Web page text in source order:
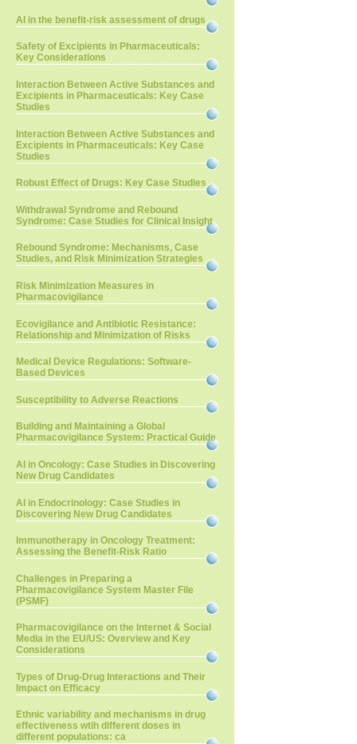
AI in the benefit-risk assessment of drugs
Safety of Excipients in Pharmaceuticals:
Key Considerations
Interaction Between Active Substances and
Excipients in Pharmaceuticals: Key Case
Studies
Interaction Between Active Substances and
Excipients in Pharmaceuticals: Key Case
Studies
Robust Effect of Drugs: Key Case Studies
Withdrawal Syndrome and Rebound
Syndrome: Case Studies for Clinical Insight
Rebound Syndrome: Mechanisms, Case
Studies, and Risk Minimization Strategies
Risk Minimization Measures in
Pharmacovigilance
Ecovigilance and Antibiotic Resistance:
Relationship and Minimization of Risks
Medical Device Regulations: Software-
Based Devices
Susceptibility to Adverse Reactions
Building and Maintaining a Global
Pharmacovigilance System: Practical Guide
AI in Oncology: Case Studies in Discovering
New Drug Candidates
AI in Endocrinology: Case Studies in
Discovering New Drug Candidates
Immunotherapy in Oncology Treatment:
Assessing the Benefit-Risk Ratio
Challenges in Preparing a
Pharmacovigilance System Master File
(PSMF)
Pharmacovigilance on the Internet & Social
Media in the EU/US: Overview and Key
Considerations
Types of Drug-Drug Interactions and Their
Impact on Efficacy
Ethnic variability and mechanisms in drug
effectiveness wtih different doses in
different populations: ca